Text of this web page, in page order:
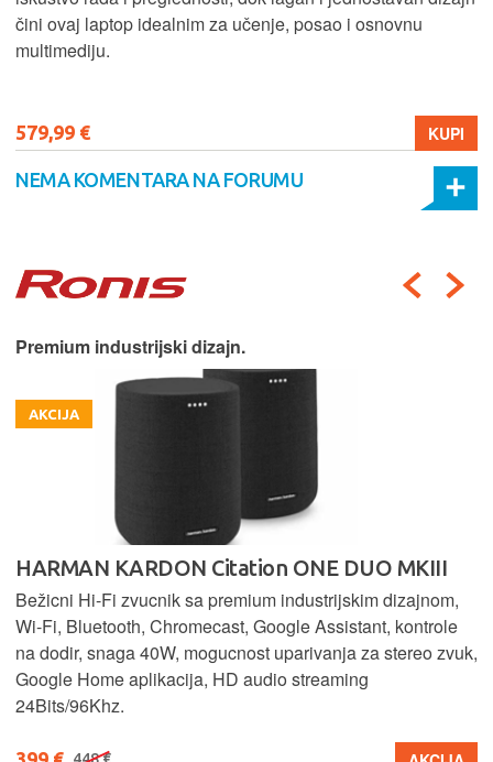
čini ovaj laptop idealnim za učenje, posao i osnovnu
multimediju.
579,99 € KUPI
NEMA KOMENTARA NA FORUMU
Premium industrijski dizajn.
AKCIJA
HARMAN KARDON Citation ONE DUO MKIII
Bežicni Hi-Fi zvucnik sa premium industrijskim dizajnom,
Wi-Fi, Bluetooth, Chromecast, Google Assistant, kontrole
na dodir, snaga 40W, mogucnost uparivanja za stereo zvuk,
Google Home aplikacija, HD audio streaming
24Bits/96Khz.